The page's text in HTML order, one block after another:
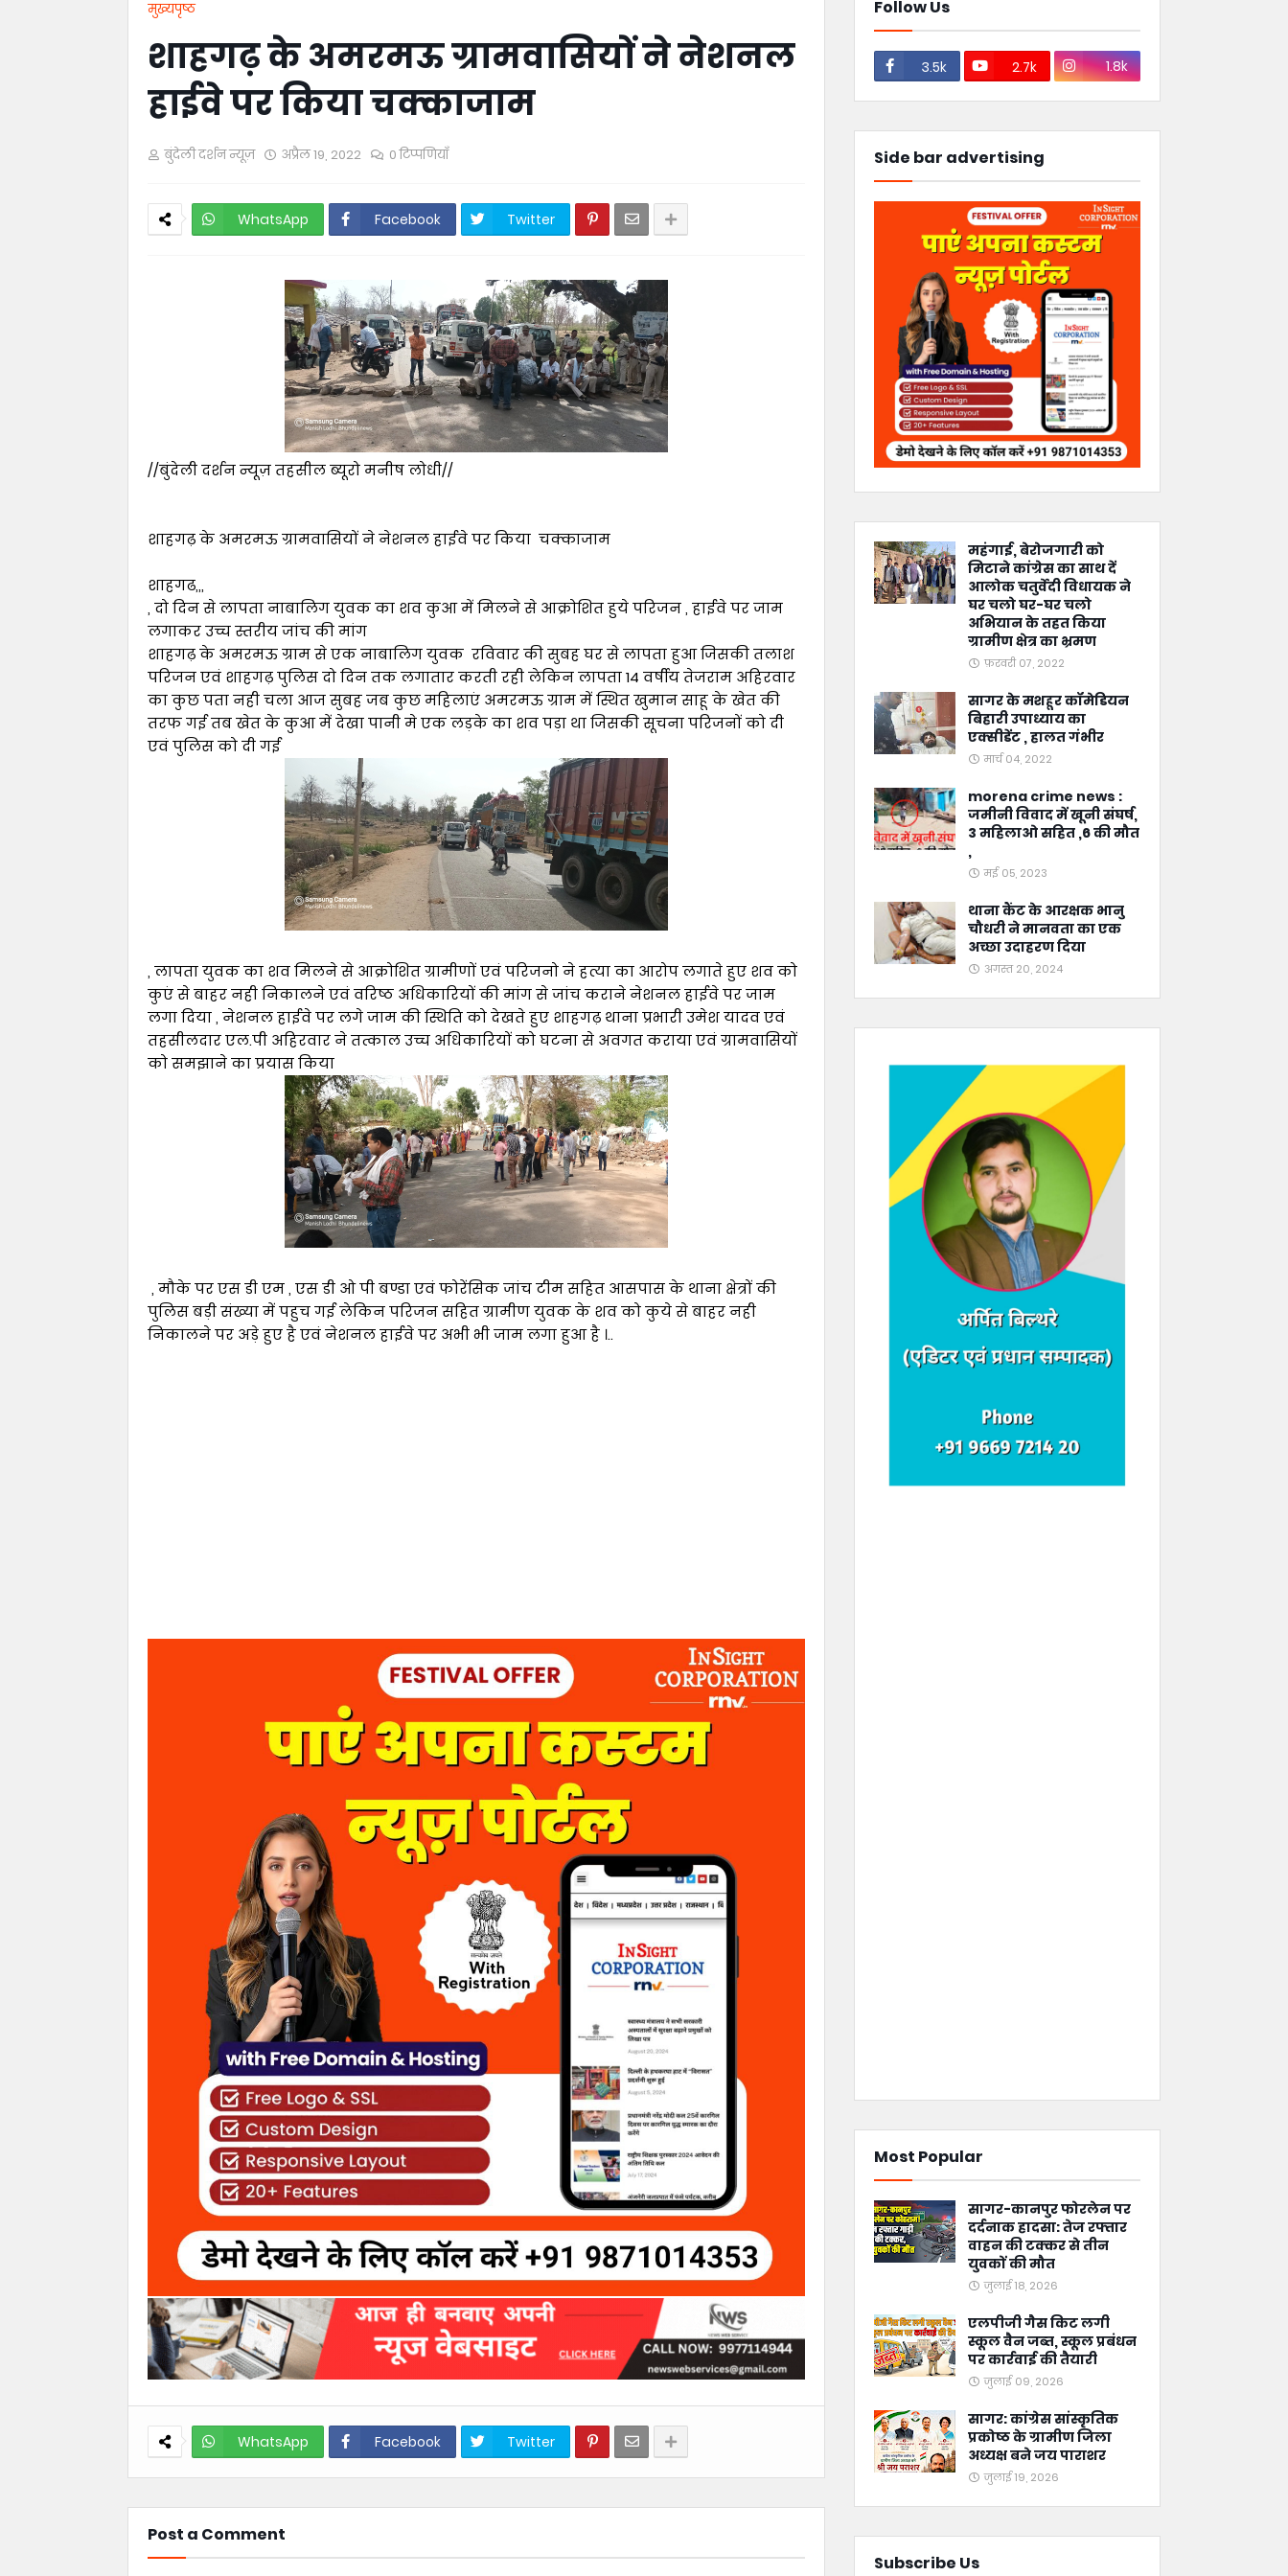
मुख्यपृष्ठ
शाहगढ़ के अमरमऊ ग्रामवासियों ने नेशनल
हाईवे पर किया चक्काजाम
बुंदेली दर्शन न्यूज़ अप्रैल 19, 2022 0 टिप्पणियाँ
WhatsApp Facebook Twitter
//बुंदेली दर्शन न्यूज़ तहसील ब्यूरो मनीष लोधी//
शाहगढ़ के अमरमऊ ग्रामवासियों ने नेशनल हाईवे पर किया चक्काजाम
शाहगढ,,,
, दो दिन से लापता नाबालिग युवक का शव कुआ में मिलने से आक्रोशित हुये परिजन , हाईवे पर जाम
लगाकर उच्च स्तरीय जांच की मांग
शाहगढ़ के अमरमऊ ग्राम से एक नाबालिग युवक रविवार की सुबह घर से लापता हुआ जिसकी तलाश
परिजन एवं शाहगढ़ पुलिस दो दिन तक लगातार करती रही लेकिन लापता 14 वर्षीय तेजराम अहिरवार
का कुछ पता नही चला आज सुबह जब कुछ महिलाएं अमरमऊ ग्राम में स्थित खुमान साहू के खेत की
तरफ गई तब खेत के कुआ में देखा पानी मे एक लड़के का शव पड़ा था जिसकी सूचना परिजनों को दी
एवं पुलिस को दी गई
, लापता युवक का शव मिलने से आक्रोशित ग्रामीणों एवं परिजनो ने हत्या का आरोप लगाते हुए शव को
कुएं से बाहर नही निकालने एवं वरिष्ठ अधिकारियों की मांग से जांच कराने नेशनल हाईवे पर जाम
लगा दिया , नेशनल हाईवे पर लगे जाम की स्थिति को देखते हुए शाहगढ़ थाना प्रभारी उमेश यादव एवं
तहसीलदार एल.पी अहिरवार ने तत्काल उच्च अधिकारियों को घटना से अवगत कराया एवं ग्रामवासियों
को समझाने का प्रयास किया
, मौके पर एस डी एम , एस डी ओ पी बण्डा एवं फोरेंसिक जांच टीम सहित आसपास के थाना क्षेत्रों की
पुलिस बड़ी संख्या में पहुच गई लेकिन परिजन सहित ग्रामीण युवक के शव को कुये से बाहर नही
निकालने पर अड़े हुए है एवं नेशनल हाईवे पर अभी भी जाम लगा हुआ है ।..
WhatsApp Facebook Twitter
Post a Comment
Follow Us
3.5k 2.7k 1.8k
Side bar advertising
महंगाई, बेरोजगारी को
मिटाने कांग्रेस का साथ दें
आलोक चतुर्वेदी विधायक ने
घर चलो घर-घर चलो
अभियान के तहत किया
ग्रामीण क्षेत्र का भ्रमण
फ़रवरी 07, 2022
सागर के मशहूर कॉमेडियन
बिहारी उपाध्याय का
एक्सीडेंट , हालत गंभीर
मार्च 04, 2022
morena crime news :
जमीनी विवाद में खूनी संघर्ष,
3 महिलाओ सहित ,6 की मौत
,
मई 05, 2023
थाना कैंट के आरक्षक भानु
चौधरी ने मानवता का एक
अच्छा उदाहरण दिया
अगस्त 20, 2024
Most Popular
सागर-कानपुर फोरलेन पर
दर्दनाक हादसा: तेज रफ्तार
वाहन की टक्कर से तीन
युवकों की मौत
जुलाई 18, 2026
एलपीजी गैस किट लगी
स्कूल वैन जब्त, स्कूल प्रबंधन
पर कार्रवाई की तैयारी
जुलाई 09, 2026
सागर: कांग्रेस सांस्कृतिक
प्रकोष्ठ के ग्रामीण जिला
अध्यक्ष बने जय पाराशर
जुलाई 19, 2026
Subscribe Us